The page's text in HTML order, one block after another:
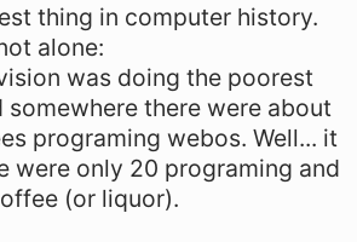
thing in computer history.
alone:
was doing the poorest
somewhere there were about
programing webos. Well... it
were only 20 programing and
(or liquor).